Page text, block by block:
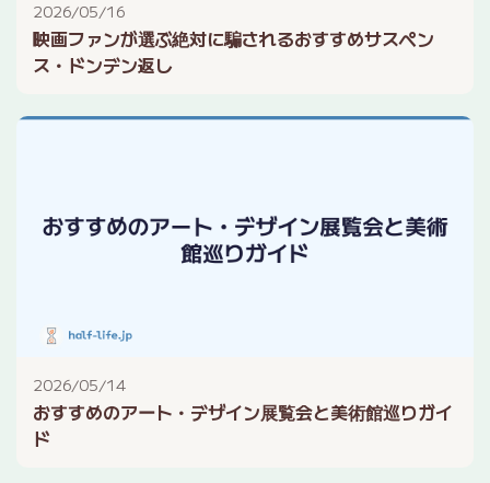
2026/05/16
映画ファンが選ぶ絶対に騙されるおすすめサスペン
ス・ドンデン返し
2026/05/14
おすすめのアート・デザイン展覧会と美術館巡りガイ
ド